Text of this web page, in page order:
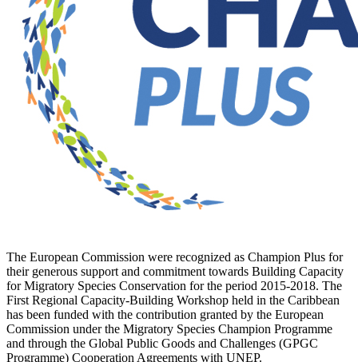
The European Commission were recognized as Champion Plus for
their generous support and commitment towards Building Capacity
for Migratory Species Conservation for the period 2015-2018. The
First Regional Capacity-Building Workshop held in the Caribbean
has been funded with the contribution granted by the European
Commission under the Migratory Species Champion Programme
and through the Global Public Goods and Challenges (GPGC
Programme) Cooperation Agreements with UNEP.